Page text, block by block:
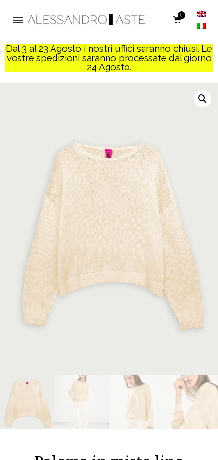
0
Dal 3 al 23 Agosto i nostri uffici saranno chiusi. Le
vostre spedizioni saranno processate dal giorno
24 Agosto.